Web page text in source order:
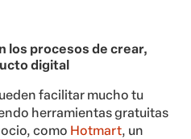
los procesos de crear,
digital
facilitar mucho tu
herramientas gratuitas
como Hotmart, un